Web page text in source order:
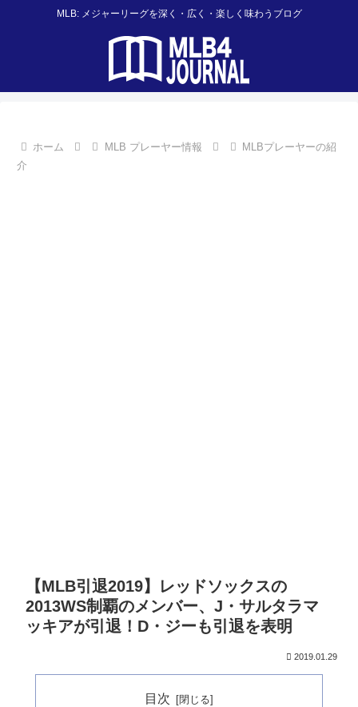
MLB: メジャーリーグを深く・広く・楽しく味わうブログ
ホーム MLB プレーヤー情報
MLBプレーヤーの紹
介
【MLB引退2019】レッドソックスの
2013WS制覇のメンバー、J・サルタラマ
ッキアが引退！D・ジーも引退を表明
2019.01.29
目次